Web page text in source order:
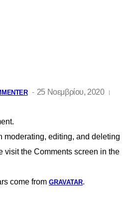
25 Νοεμβρίου, 2020
moderating, editing, and deleting
visit the Comments screen in the
come from GRAVATAR.